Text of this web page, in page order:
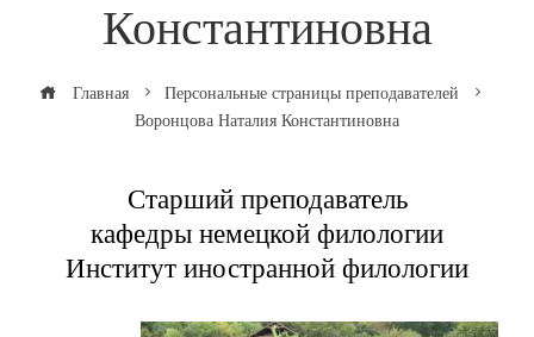
Константиновна
Главная
Персональные страницы преподавателей
Воронцова Наталия Константиновна
Старший преподаватель
кафедры немецкой филологии
Институт иностранной филологии